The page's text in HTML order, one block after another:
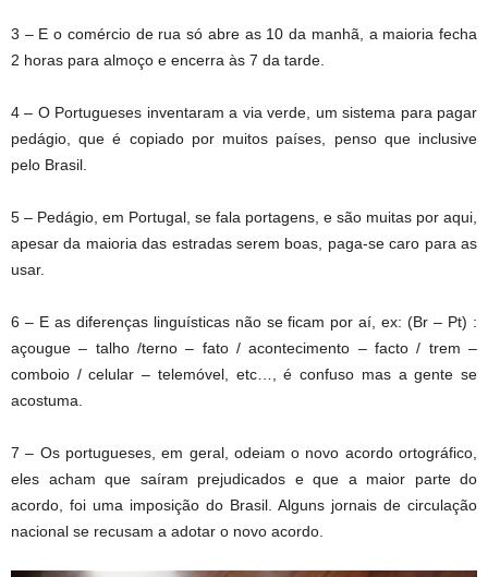
3 – E o comércio de rua só abre as 10 da manhã, a maioria fecha
2 horas para almoço e encerra às 7 da tarde.
4 – O Portugueses inventaram a via verde, um sistema para pagar
pedágio, que é copiado por muitos países, penso que inclusive
pelo Brasil.
5 – Pedágio, em Portugal, se fala portagens, e são muitas por aqui,
apesar da maioria das estradas serem boas, paga-se caro para as
usar.
6 – E as diferenças linguísticas não se ficam por aí, ex: (Br – Pt) :
açougue – talho /terno – fato / acontecimento – facto / trem –
comboio / celular – telemóvel, etc…, é confuso mas a gente se
acostuma.
7 – Os portugueses, em geral, odeiam o novo acordo ortográfico,
eles acham que saíram prejudicados e que a maior parte do
acordo, foi uma imposição do Brasil. Alguns jornais de circulação
nacional se recusam a adotar o novo acordo.